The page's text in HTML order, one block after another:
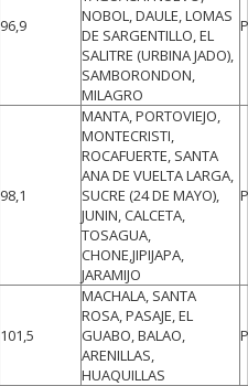
96,9
NOBOL, DAULE, LOMAS
DE SARGENTILLO, EL
SALITRE (URBINA JADO),
SAMBORONDON,
MILAGRO
98,1
MANTA, PORTOVIEJO,
MONTECRISTI,
ROCAFUERTE, SANTA
ANA DE VUELTA LARGA,
SUCRE (24 DE MAYO),
JUNIN, CALCETA,
TOSAGUA,
CHONE,JIPIJAPA,
JARAMIJO
101,5
MACHALA, SANTA
ROSA, PASAJE, EL
GUABO, BALAO,
ARENILLAS,
HUAQUILLAS